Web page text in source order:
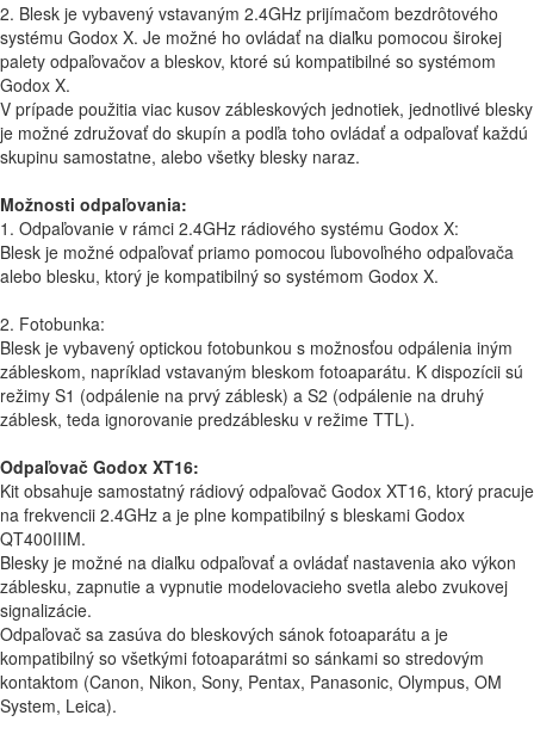
2. Blesk je vybavený vstavaným 2.4GHz prijímačom bezdrôtového
systému Godox X. Je možné ho ovládať na diaľku pomocou širokej
palety odpaľovačov a bleskov, ktoré sú kompatibilné so systémom
Godox X.
V prípade použitia viac kusov zábleskových jednotiek, jednotlivé blesky
je možné združovať do skupín a podľa toho ovládať a odpaľovať každú
skupinu samostatne, alebo všetky blesky naraz.
Možnosti odpaľovania:
1. Odpaľovanie v rámci 2.4GHz rádiového systému Godox X:
Blesk je možné odpaľovať priamo pomocou ľubovoľného odpaľovača
alebo blesku, ktorý je kompatibilný so systémom Godox X.
2. Fotobunka:
Blesk je vybavený optickou fotobunkou s možnosťou odpálenia iným
zábleskom, napríklad vstavaným bleskom fotoaparátu. K dispozícii sú
režimy S1 (odpálenie na prvý záblesk) a S2 (odpálenie na druhý
záblesk, teda ignorovanie predzáblesku v režime TTL).
Odpaľovač Godox XT16:
Kit obsahuje samostatný rádiový odpaľovač Godox XT16, ktorý pracuje
na frekvencii 2.4GHz a je plne kompatibilný s bleskami Godox
QT400IIIM.
Blesky je možné na diaľku odpaľovať a ovládať nastavenia ako výkon
záblesku, zapnutie a vypnutie modelovacieho svetla alebo zvukovej
signalizácie.
Odpaľovač sa zasúva do bleskových sánok fotoaparátu a je
kompatibilný so všetkými fotoaparátmi so sánkami so stredovým
kontaktom (Canon, Nikon, Sony, Pentax, Panasonic, Olympus, OM
System, Leica).